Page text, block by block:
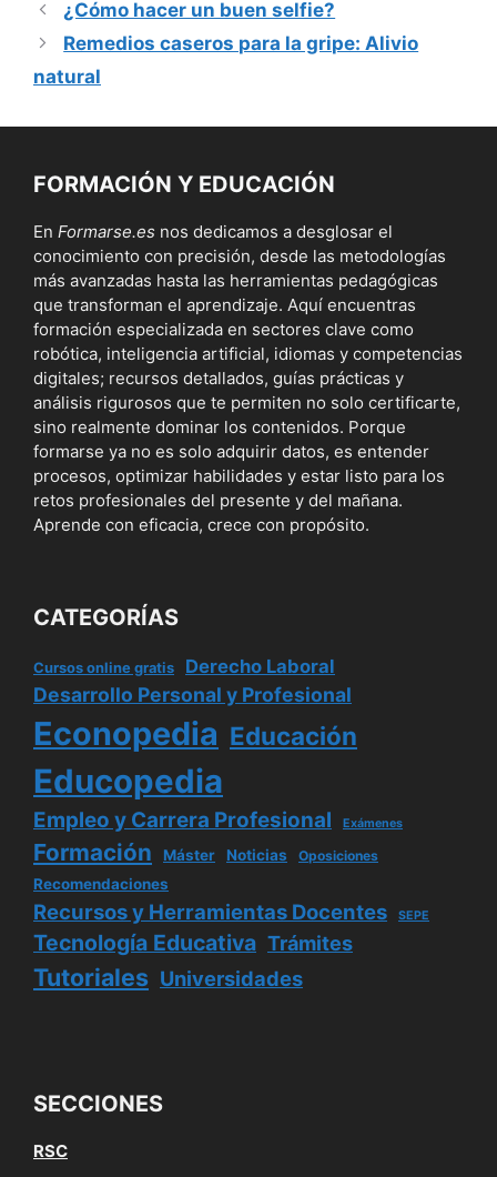
¿Cómo hacer un buen selfie?
Remedios caseros para la gripe: Alivio
natural
FORMACIÓN Y EDUCACIÓN
En Formarse.es nos dedicamos a desglosar el
conocimiento con precisión, desde las metodologías
más avanzadas hasta las herramientas pedagógicas
que transforman el aprendizaje. Aquí encuentras
formación especializada en sectores clave como
robótica, inteligencia artificial, idiomas y competencias
digitales; recursos detallados, guías prácticas y
análisis rigurosos que te permiten no solo certificarte,
sino realmente dominar los contenidos. Porque
formarse ya no es solo adquirir datos, es entender
procesos, optimizar habilidades y estar listo para los
retos profesionales del presente y del mañana.
Aprende con eficacia, crece con propósito.
CATEGORÍAS
Cursos online gratis Derecho Laboral
Desarrollo Personal y Profesional
Econopedia Educación
Educopedia
Empleo y Carrera Profesional Exámenes
Formación Máster Noticias Oposiciones
Recomendaciones
Recursos y Herramientas Docentes SEPE
Tecnología Educativa Trámites
Tutoriales Universidades
SECCIONES
RSC